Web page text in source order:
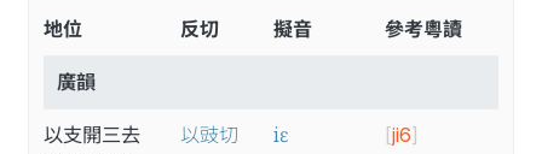
地位 反切 擬音 參考粵讀
廣韻
以支開三去
以豉切 iɛ [ji6]